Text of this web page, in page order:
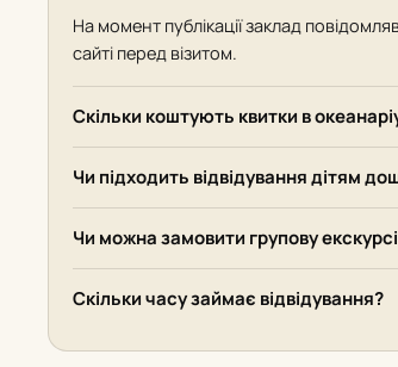
На момент публікації заклад
сайті перед візитом.
Скільки коштують квитки в
Чи підходить відвідування дітям
Чи можна замовити групову
Скільки часу займає відвідування?